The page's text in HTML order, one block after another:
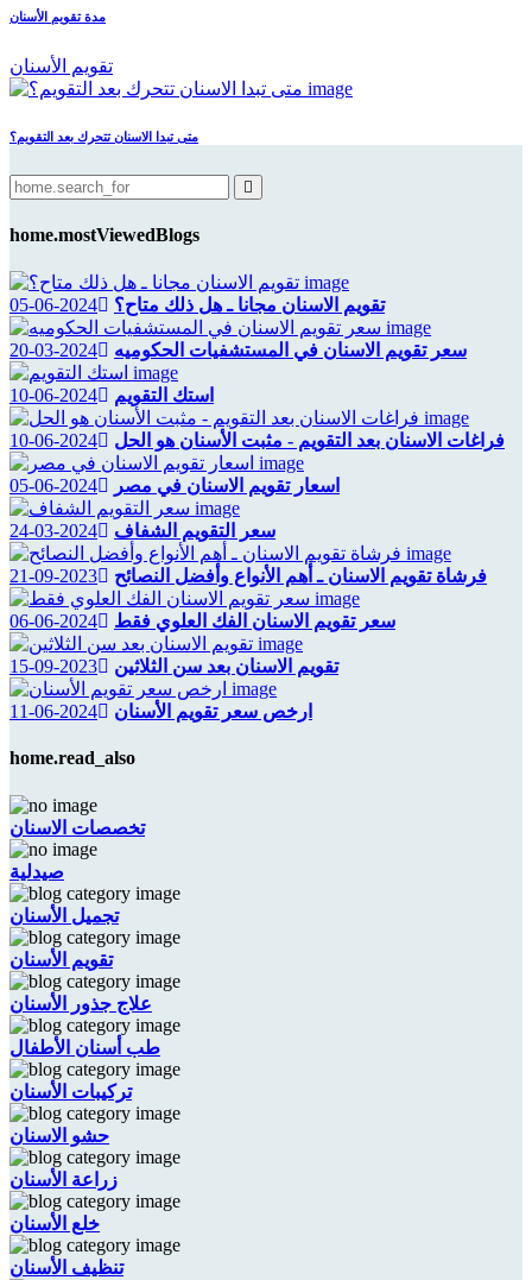
مدة تقويم الأسنان
تقويم الأسنان
متى تبدا الاسنان تتحرك بعد التقويم؟
home.mostViewedBlogs
تقويم الاسنان مجانا ـ هل ذلك متاح؟ 2024-06-05
سعر تقويم الاسنان في المستشفيات الحكوميه 2024-03-20
استك التقويم 2024-06-10
فراغات الاسنان بعد التقويم - مثبت الأسنان هو الحل 2024-06-10
اسعار تقويم الاسنان في مصر 2024-06-05
سعر التقويم الشفاف 2024-03-24
فرشاة تقويم الاسنان ـ أهم الأنواع وأفضل النصائح 2023-09-21
سعر تقويم الاسنان الفك العلوي فقط 2024-06-06
تقويم الاسنان بعد سن الثلاثين 2023-09-15
ارخص سعر تقويم الأسنان 2024-06-11
home.read_also
تخصصات الاسنان
صيدلية
تجميل الأسنان
تقويم الأسنان
علاج جذور الأسنان
طب أسنان الأطفال
تركيبات الأسنان
حشو الاسنان
زراعة الأسنان
خلع الأسنان
تنظيف الأسنان